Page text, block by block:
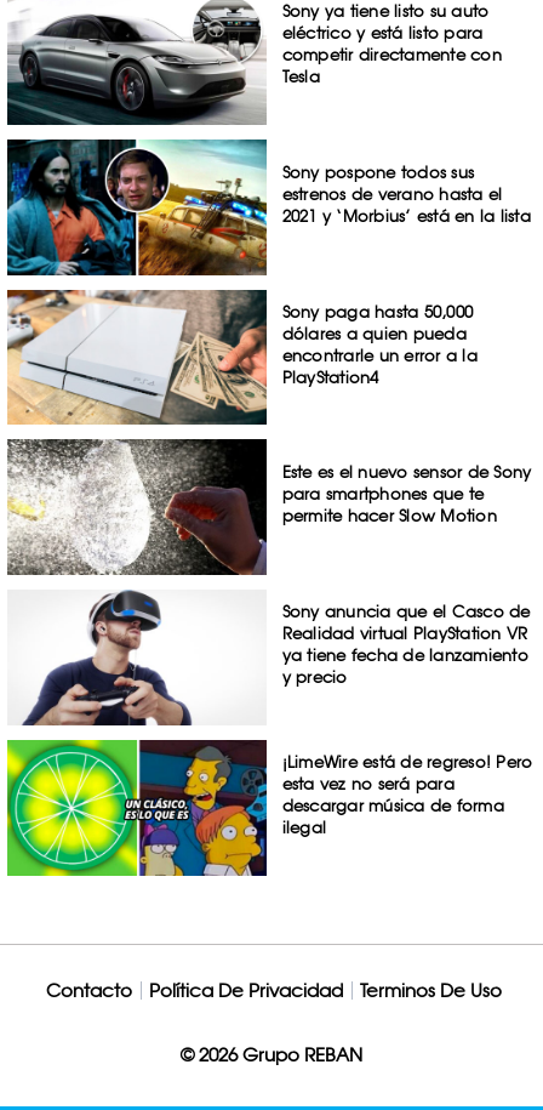
Sony ya tiene listo su auto
eléctrico y está listo para
competir directamente con
Tesla
Sony pospone todos sus
estrenos de verano hasta el
2021 y ‘Morbius’ está en la lista
Sony paga hasta 50,000
dólares a quien pueda
encontrarle un error a la
PlayStation4
Este es el nuevo sensor de Sony
para smartphones que te
permite hacer Slow Motion
Sony anuncia que el Casco de
Realidad virtual PlayStation VR
ya tiene fecha de lanzamiento
y precio
¡LimeWire está de regreso! Pero
esta vez no será para
descargar música de forma
ilegal
Contacto Política De Privacidad Terminos De Uso
© 2026 Grupo REBAN